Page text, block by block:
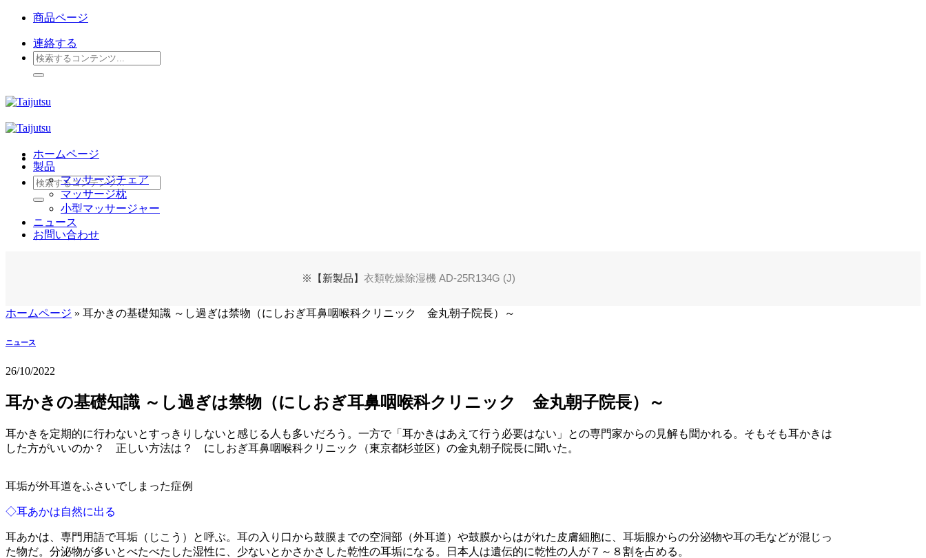
Skip
content
商品ページ
連絡する
検
索
象:
検
索
象:
ホームページ
製品
マッサージチェア
マッサージ枕
小型マッサージャー
ニュース
お問い合わせ
※【新製品】 衣類乾燥除湿機 AD-25R134G (J)
ホームページ » 耳かきの基礎知識 ～し過ぎは禁物（にしおぎ耳鼻咽喉科クリニック 金丸朝子院長）～
ニュース
26/10/2022
耳かきの基礎知識 ～し過ぎは禁物（にしおぎ耳鼻咽喉科クリニック 金丸朝子院長）～
耳かきを定期的に行わないとすっきりしないと感じる人も多いだろう。一方で「耳かきはあえて行う必要はない」との専門家からの見解も聞かれる。そもそも耳かきは
した方がいいのか？ 正しい方法は？ にしおぎ耳鼻咽喉科クリニック（東京都杉並区）の金丸朝子院長に聞いた。
耳垢が外耳道をふさいでしまった症例
◇耳あかは自然に出る
耳あかは、専門用語で耳垢（じこう）と呼ぶ。耳の入り口から鼓膜までの空洞部（外耳道）や鼓膜からはがれた皮膚細胞に、耳垢腺からの分泌物や耳の毛などが混じっ
た物だ。分泌物が多いとべたべたした湿性に、少ないとかさかさした乾性の耳垢になる。日本人は遺伝的に乾性の人が７～８割を占める。